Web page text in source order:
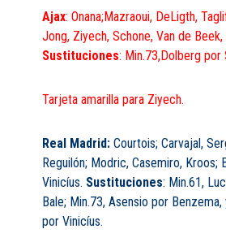
Ajax: Onana;Mazraoui, DeLigth,
Jong, Ziyech, Schone, Van de
Sustituciones: Min.73,Dolberg por
Tarjeta amarilla para Ziyech.
Real Madrid: Courtois; Carvajal,
Reguilón; Modric, Casemiro, Kroos;
Vinicíus. Sustituciones: Min.61,
Bale; Min.73, Asensio por
por Vinicíus.